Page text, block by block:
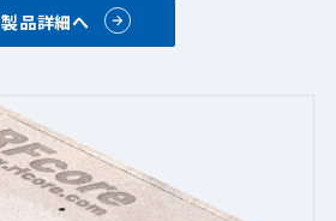
製品詳細へ